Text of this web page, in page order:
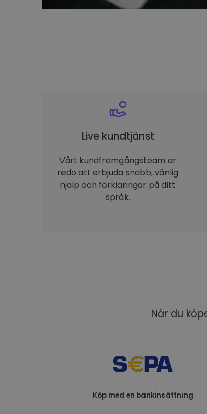
Live kundtjänst
Vårt kundframgångsteam är
redo att erbjuda snabb, vänlig
hjälp och förklaringar på ditt
språk.
När du
Köp med en bankinsättning